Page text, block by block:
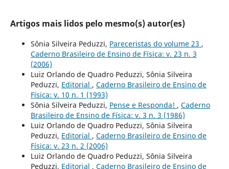
Artigos mais lidos pelo mesmo(s) autor(es)
Sônia Silveira Peduzzi, Pareceristas do volume 23 ,
Caderno Brasileiro de Ensino de Física: v. 23 n. 3
(2006)
Luiz Orlando de Quadro Peduzzi, Sônia Silveira
Peduzzi, Editorial , Caderno Brasileiro de Ensino de
Física: v. 10 n. 1 (1993)
Sônia Silveira Peduzzi, Pense e Responda! , Caderno
Brasileiro de Ensino de Física: v. 3 n. 3 (1986)
Luiz Orlando de Quadro Peduzzi, Sônia Silveira
Peduzzi, Editorial , Caderno Brasileiro de Ensino de
Física: v. 23 n. 2 (2006)
Luiz Orlando de Quadro Peduzzi, Sônia Silveira
Peduzzi, Editorial , Caderno Brasileiro de Ensino de